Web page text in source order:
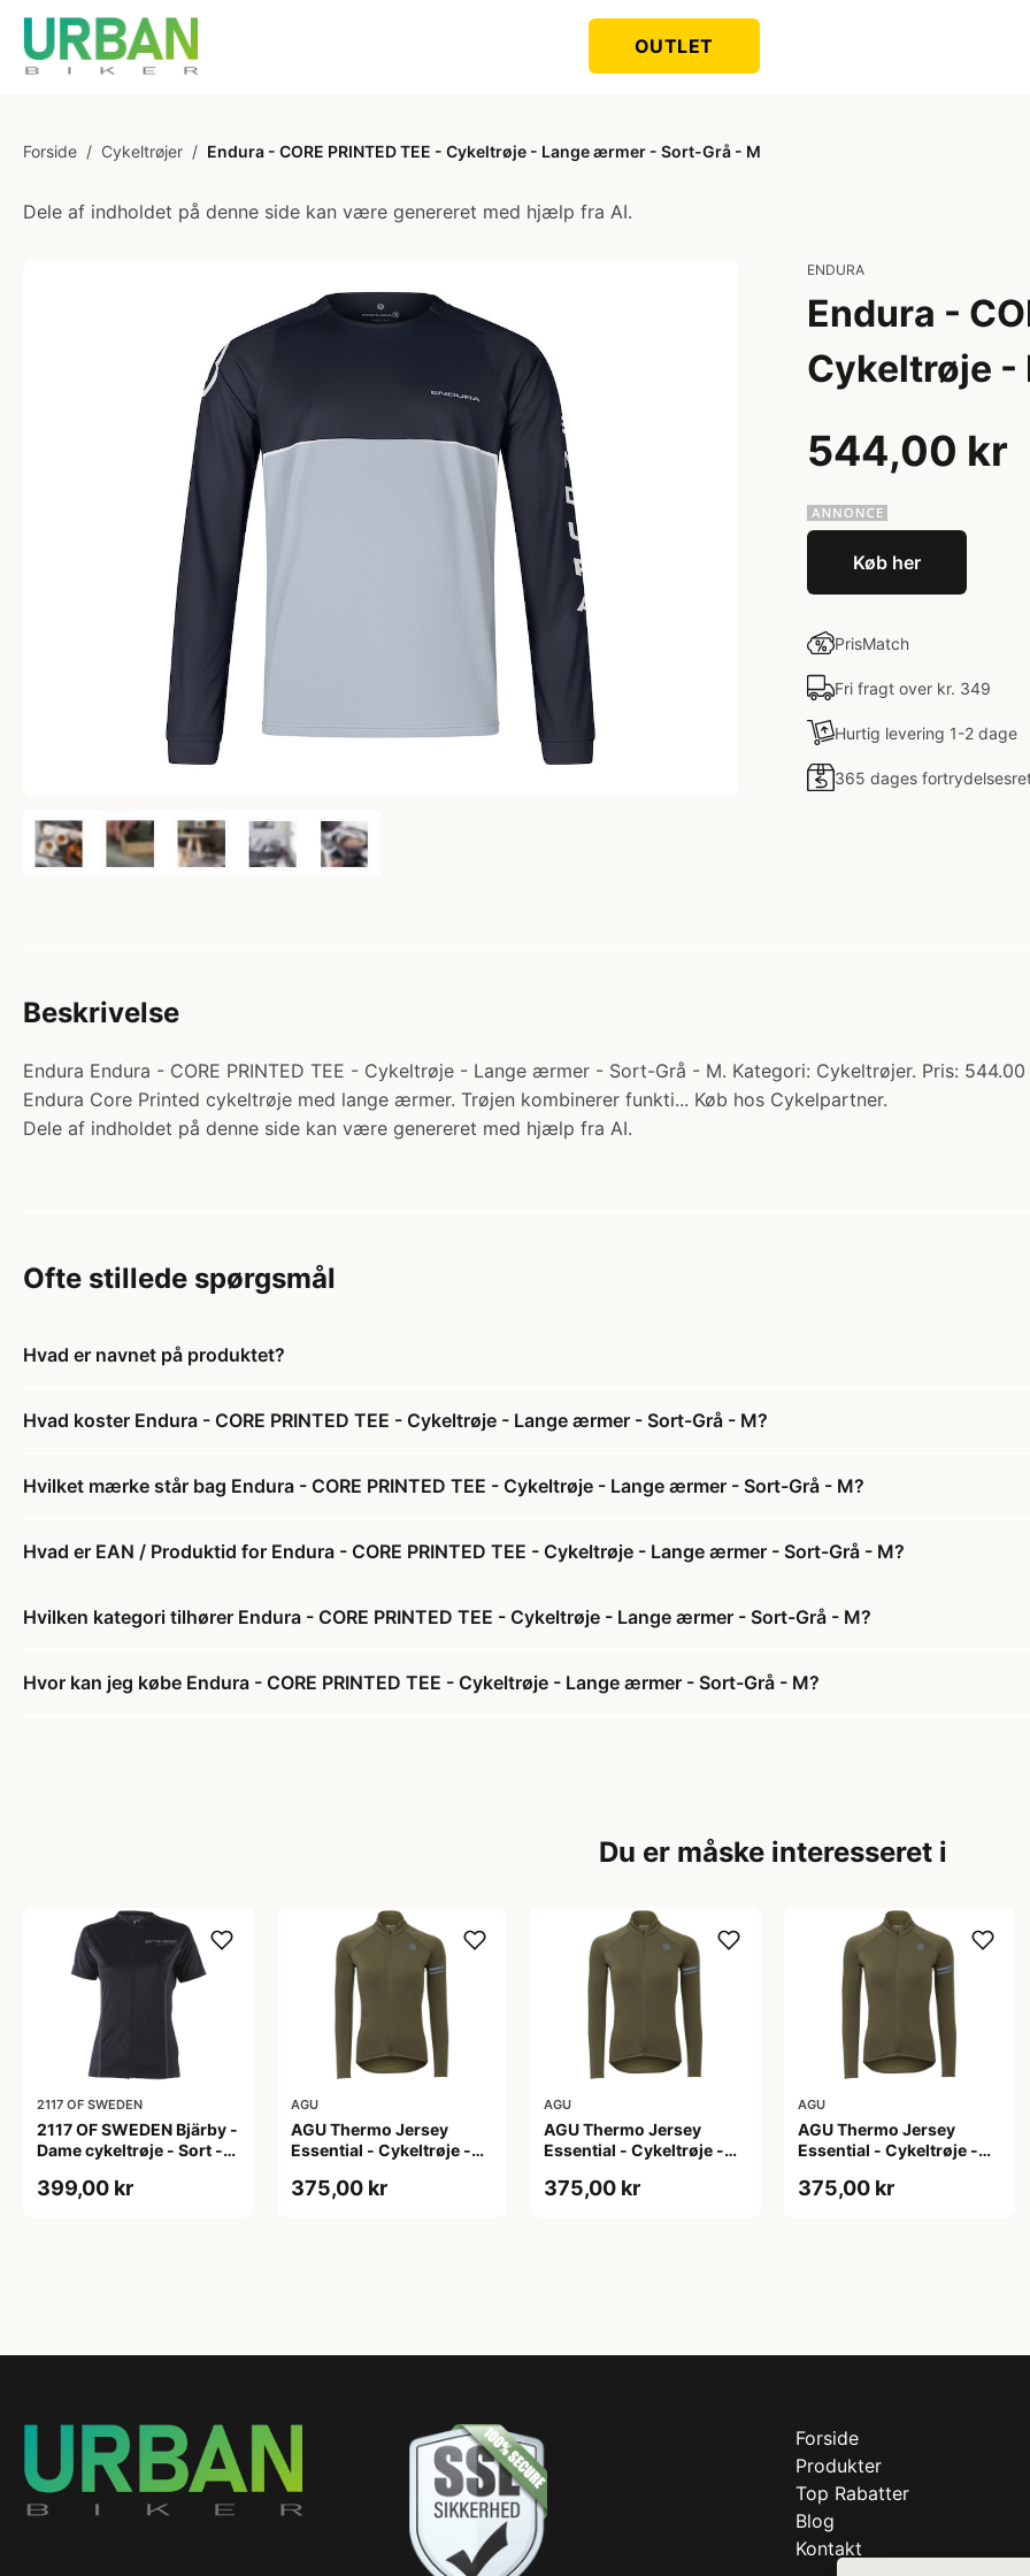
OUTLET
Forside / Cykeltrøjer / Endura - CORE PRINTED TEE - Cykeltrøje - Lange ærmer - Sort-Grå - M
Dele af indholdet på denne side kan være genereret med hjælp fra AI.
ENDURA
Endura -
Cykeltrøje -
544,00 kr
Køb her
PrisMatch
Fri fragt over kr. 349
Hurtig levering 1-2 dage
365 dages
Beskrivelse
Endura Endura - CORE PRINTED TEE - Cykeltrøje - Lange ærmer - Sort-Grå - M. Kategori: Cykeltrøjer. Pris:
Endura Core Printed cykeltrøje med lange ærmer. Trøjen kombinerer funkti... Køb hos Cykelpartner.
Dele af indholdet på denne side kan være genereret med hjælp fra AI.
Ofte stillede spørgsmål
Hvad er navnet på produktet?
Hvad koster Endura - CORE PRINTED TEE - Cykeltrøje - Lange ærmer - Sort-Grå - M?
Hvilket mærke står bag Endura - CORE PRINTED TEE - Cykeltrøje - Lange ærmer - Sort-Grå - M?
Hvad er EAN / Produktid for Endura - CORE PRINTED TEE - Cykeltrøje - Lange ærmer - Sort-Grå - M?
Hvilken kategori tilhører Endura - CORE PRINTED TEE - Cykeltrøje - Lange ærmer - Sort-Grå - M?
Hvor kan jeg købe Endura - CORE PRINTED TEE - Cykeltrøje - Lange ærmer - Sort-Grå - M?
Du er måske interesseret i
2117 OF SWEDEN
2117 OF SWEDEN Bjärby -
Dame cykeltrøje - Sort -
399,00 kr
AGU
AGU Thermo Jersey
Essential - Cykeltrøje -
375,00 kr
AGU
AGU Thermo Jersey
Essential - Cykeltrøje -
M
375,00 kr
AGU
AGU Thermo Jersey
Essential - Cykeltrøje -
375,00 kr
Forside
Produkter
Top Rabatter
Blog
Kontakt